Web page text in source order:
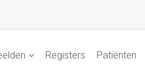
Registers Patiënten